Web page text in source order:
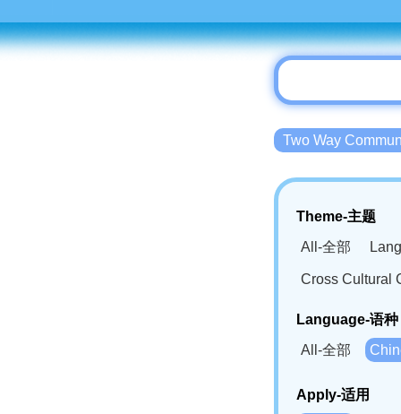
Two Way
Theme-主题
All-全部
Cross Cultural
Language-语种
All-全部
Bahasa
Apply-适用